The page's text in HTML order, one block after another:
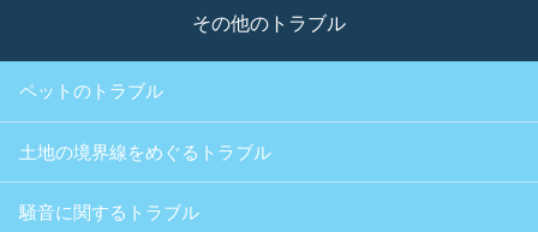
その他のトラブル
ペットのトラブル
土地の境界線をめぐるトラブル
騒音に関するトラブル